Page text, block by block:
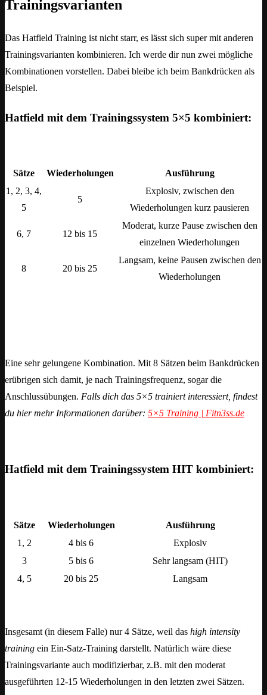
Trainingsvarianten
Das Hatfield Training ist nicht starr, es lässt sich super mit anderen
Trainingsvarianten kombinieren. Ich werde dir nun zwei mögliche
Kombinationen vorstellen. Dabei bleibe ich beim Bankdrücken als
Beispiel.
Hatfield mit dem Trainingssystem 5×5 kombiniert:
Sätze Wiederholungen
Ausführung
1, 2, 3, 4,
5
5
Explosiv, zwischen den
Wiederholungen kurz pausieren
6, 7 12 bis 15
Moderat, kurze Pause zwischen den
einzelnen Wiederholungen
8 20 bis 25
Langsam, keine Pausen zwischen den
Wiederholungen
Eine sehr gelungene Kombination. Mit 8 Sätzen beim Bankdrücken
erübrigen sich damit, je nach Trainingsfrequenz, sogar die
Anschlussübungen. Falls dich das 5×5 trainiert interessiert, findest
du hier mehr Informationen darüber: 5×5 Training | Fitn3ss.de
Hatfield mit dem Trainingssystem HIT kombiniert:
Sätze Wiederholungen
Ausführung
1, 2
4 bis 6
Explosiv
3
5 bis 6
Sehr langsam (HIT)
4, 5
20 bis 25 Langsam
Insgesamt (in diesem Falle) nur 4 Sätze, weil das high intensity
training ein Ein-Satz-Training darstellt. Natürlich wäre diese
Trainingsvariante auch modifizierbar, z.B. mit den moderat
ausgeführten 12-15 Wiederholungen in den letzten zwei Sätzen.